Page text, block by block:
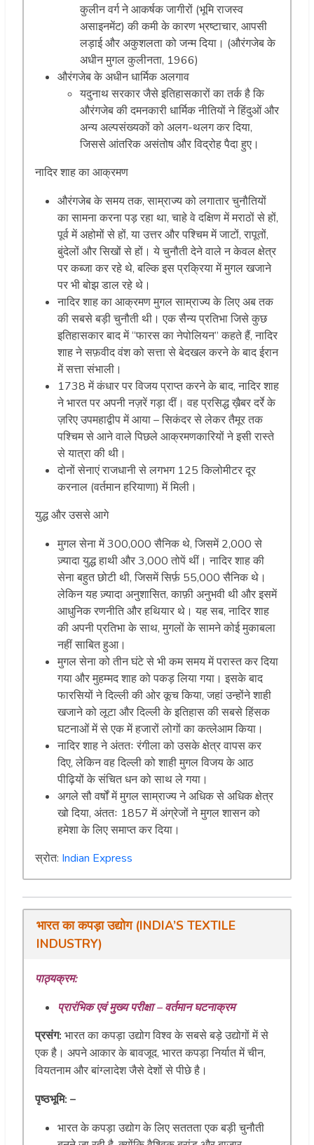
कुलीन वर्ग ने आकर्षक जागीरों (भूमि राजस्व
असाइनमेंट) की कमी के कारण भ्रष्टाचार, आपसी
लड़ाई और अकुशलता को जन्म दिया। (औरंगजेब के
अधीन मुगल कुलीनता, 1966)
औरंगजेब के अधीन धार्मिक अलगाव
यदुनाथ सरकार जैसे इतिहासकारों का तर्क है कि
औरंगजेब की दमनकारी धार्मिक नीतियों ने हिंदुओं और
अन्य अल्पसंख्यकों को अलग-थलग कर दिया,
जिससे आंतरिक असंतोष और विद्रोह पैदा हुए।
नादिर शाह का आक्रमण
औरंगजेब के समय तक, साम्राज्य को लगातार चुनौतियों
का सामना करना पड़ रहा था, चाहे वे दक्षिण में मराठों से हों,
पूर्व में अहोमों से हों, या उत्तर और पश्चिम में जाटों, रापूतों,
बुंदेलों और सिखों से हों। ये चुनौती देने वाले न केवल क्षेत्र
पर कब्जा कर रहे थे, बल्कि इस प्रक्रिया में मुगल खजाने
पर भी बोझ डाल रहे थे।
नादिर शाह का आक्रमण मुगल साम्राज्य के लिए अब तक
की सबसे बड़ी चुनौती थी। एक सैन्य प्रतिभा जिसे कुछ
इतिहासकार बाद में “फारस का नेपोलियन” कहते हैं, नादिर
शाह ने सफ़वीद वंश को सत्ता से बेदखल करने के बाद ईरान
में सत्ता संभाली।
1738 में कंधार पर विजय प्राप्त करने के बाद, नादिर शाह
ने भारत पर अपनी नज़रें गड़ा दीं। वह प्रसिद्ध ख़ैबर दर्रे के
ज़रिए उपमहाद्वीप में आया – सिकंदर से लेकर तैमूर तक
पश्चिम से आने वाले पिछले आक्रमणकारियों ने इसी रास्ते
से यात्रा की थी।
दोनों सेनाएं राजधानी से लगभग 125 किलोमीटर दूर
करनाल (वर्तमान हरियाणा) में मिली।
युद्ध और उससे आगे
मुगल सेना में 300,000 सैनिक थे, जिसमें 2,000 से
ज़्यादा युद्ध हाथी और 3,000 तोपें थीं। नादिर शाह की
सेना बहुत छोटी थी, जिसमें सिर्फ़ 55,000 सैनिक थे।
लेकिन यह ज़्यादा अनुशासित, काफ़ी अनुभवी थी और इसमें
आधुनिक रणनीति और हथियार थे। यह सब, नादिर शाह
की अपनी प्रतिभा के साथ, मुगलों के सामने कोई मुकाबला
नहीं साबित हुआ।
मुगल सेना को तीन घंटे से भी कम समय में परास्त कर दिया
गया और मुहम्मद शाह को पकड़ लिया गया। इसके बाद
फारसियों ने दिल्ली की ओर कूच किया, जहां उन्होंने शाही
खजाने को लूटा और दिल्ली के इतिहास की सबसे हिंसक
घटनाओं में से एक में हजारों लोगों का कत्लेआम किया।
नादिर शाह ने अंततः रंगीला को उसके क्षेत्र वापस कर
दिए, लेकिन वह दिल्ली को शाही मुगल विजय के आठ
पीढ़ियों के संचित धन को साथ ले गया।
अगले सौ वर्षों में मुगल साम्राज्य ने अधिक से अधिक क्षेत्र
खो दिया, अंततः 1857 में अंग्रेजों ने मुगल शासन को
हमेशा के लिए समाप्त कर दिया।
स्रोत: Indian Express
भारत का कपड़ा उद्योग (INDIA’S TEXTILE
INDUSTRY)
पाठ्यक्रम:
प्रारंभिक एवं मुख्य परीक्षा – वर्तमान घटनाक्रम
प्रसंग: भारत का कपड़ा उद्योग विश्व के सबसे बड़े उद्योगों में से
एक है। अपने आकार के बावजूद, भारत कपड़ा निर्यात में चीन,
वियतनाम और बांग्लादेश जैसे देशों से पीछे है।
पृष्ठभूमि: –
भारत के कपड़ा उद्योग के लिए सततता एक बड़ी चुनौती